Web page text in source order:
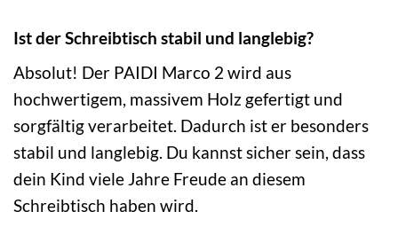
Ist der Schreibtisch stabil und langlebig?
Absolut! Der PAIDI Marco 2 wird aus
hochwertigem, massivem Holz gefertigt und
sorgfältig verarbeitet. Dadurch ist er besonders
stabil und langlebig. Du kannst sicher sein, dass
dein Kind viele Jahre Freude an diesem
Schreibtisch haben wird.